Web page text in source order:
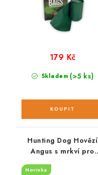
Skladem (>5 ks)
179 Kč
Hunting Dog Hovězí
Angus s mrkví pro
štěňata; 12 kg
Novinka